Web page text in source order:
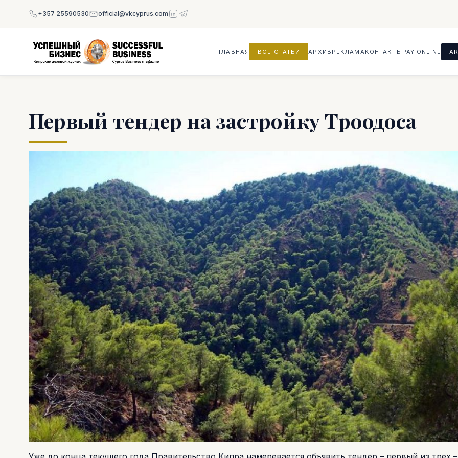
+357 25590530 official@vkcyprus.com
ГЛАВНАЯ ВСЕ СТАТЬИ АРХИВ РЕКЛАМА КОНТАКТЫ PAY ONLINE
Первый тендер на застройку Троодоса